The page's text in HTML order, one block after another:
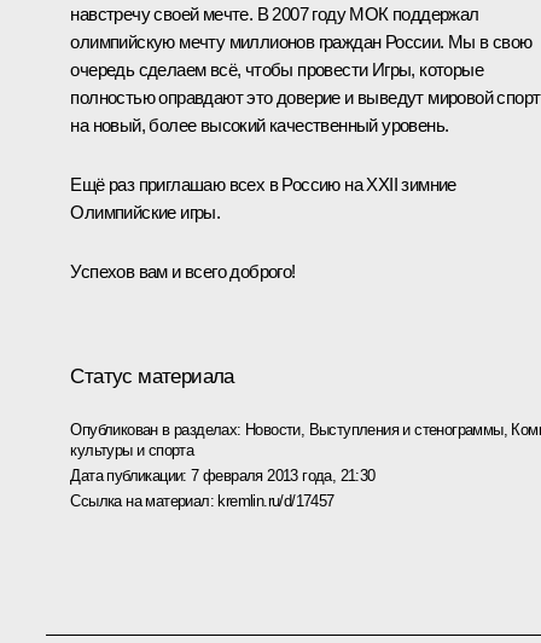
навстречу своей мечте. В 2007 году МОК поддержал
олимпийскую мечту миллионов граждан России. Мы в свою
очередь сделаем всё, чтобы провести Игры, которые
полностью оправдают это доверие и выведут мировой спорт
на новый, более высокий качественный уровень.
Ещё раз приглашаю всех в Россию на XXII зимние
Олимпийские игры.
Успехов вам и всего доброго!
Статус материала
Опубликован в разделах: Новости, Выступления и стенограммы,
культуры и спорта
Дата публикации:7 февраля 2013 года, 21:30
Ссылка на материал: kremlin.ru/d/17457